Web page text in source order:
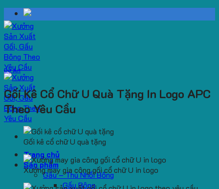
Skip
to
content
Trang chủ
Sản phẩm
Gấu – Thú Nhồi Bông
Gấu Bông
Dự Án
Gối Kê Cổ Chữ U Quà Tặng In Logo APC
Theo Yêu Cầu
Gối kê cổ chữ U quà tặng
Xưởng may gia công gối cổ chữ U in logo